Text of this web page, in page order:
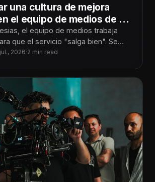
una cultura de mejora
el equipo de medios de tu
el equipo de medios trabaja
que el servicio "salga bien". Se
2026·2 min read